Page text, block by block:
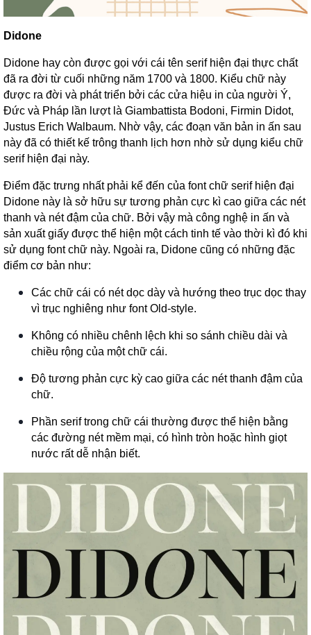
Didone
Didone hay còn được gọi với cái tên serif hiện đại thực chất
đã ra đời từ cuối những năm 1700 và 1800. Kiểu chữ này
được ra đời và phát triển bởi các cửa hiệu in của người Ý,
Đức và Pháp lần lượt là Giambattista Bodoni, Firmin Didot,
Justus Erich Walbaum. Nhờ vậy, các đoạn văn bản in ấn sau
này đã có thiết kế trông thanh lịch hơn nhờ sử dụng kiểu chữ
serif hiện đại này.
Điểm đặc trưng nhất phải kể đến của font chữ serif hiện đại
Didone này là sở hữu sự tương phản cực kì cao giữa các nét
thanh và nét đậm của chữ. Bởi vậy mà công nghệ in ấn và
sản xuất giấy được thể hiện một cách tinh tế vào thời kì đó khi
sử dụng font chữ này. Ngoài ra, Didone cũng có những đặc
điểm cơ bản như:
Các chữ cái có nét dọc dày và hướng theo trục dọc thay
vì trục nghiêng như font Old-style.
Không có nhiều chênh lệch khi so sánh chiều dài và
chiều rộng của một chữ cái.
Độ tương phản cực kỳ cao giữa các nét thanh đậm của
chữ.
Phần serif trong chữ cái thường được thể hiện bằng
các đường nét mềm mại, có hình tròn hoặc hình giọt
nước rất dễ nhận biết.